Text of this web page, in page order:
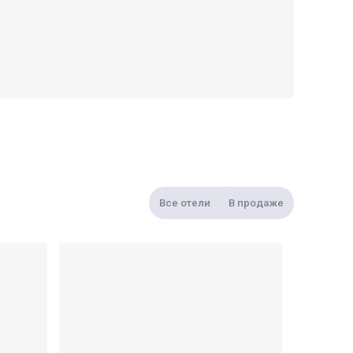
Все отели В продаже